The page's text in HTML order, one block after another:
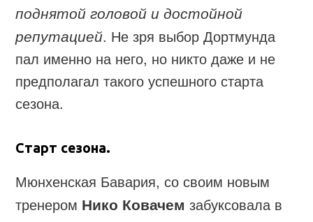
поднятой головой и достойной
репутацией. Не зря выбор Дортмунда
пал именно на него, но никто даже и не
предполагал такого успешного старта
сезона.
Старт сезона.
Мюнхенская Бавария, со своим новым
тренером Нико Ковачем забуксовала в